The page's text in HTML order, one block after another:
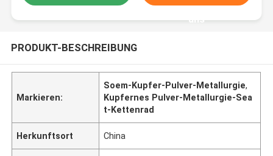
uns
PRODUKT-BESCHREIBUNG
Markieren:
Soem-Kupfer-Pulver-Metallurgie,
Kupfernes Pulver-Metallurgie-Sea
t-Kettenrad
Herkunftsort China